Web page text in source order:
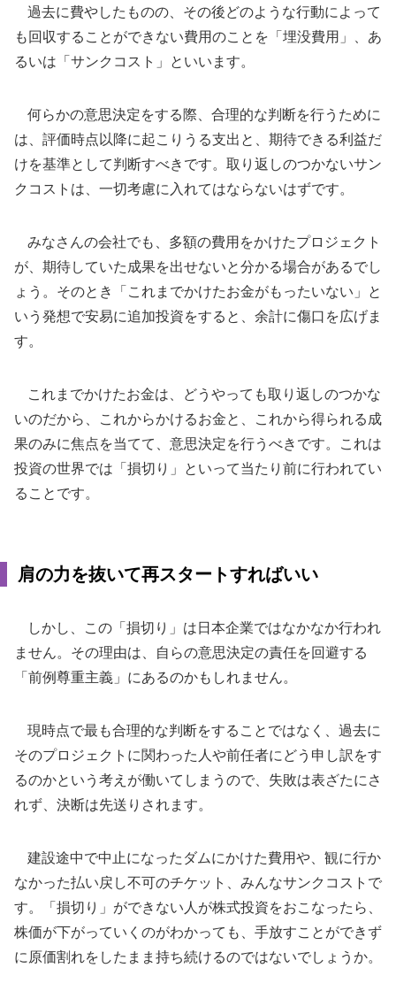
過去に費やしたものの、その後どのような行動によって
も回収することができない費用のことを「埋没費用」、あ
るいは「サンクコスト」といいます。
何らかの意思決定をする際、合理的な判断を行うために
は、評価時点以降に起こりうる支出と、期待できる利益だ
けを基準として判断すべきです。取り返しのつかないサン
クコストは、一切考慮に入れてはならないはずです。
みなさんの会社でも、多額の費用をかけたプロジェクト
が、期待していた成果を出せないと分かる場合があるでし
ょう。そのとき「これまでかけたお金がもったいない」と
いう発想で安易に追加投資をすると、余計に傷口を広げま
す。
これまでかけたお金は、どうやっても取り返しのつかな
いのだから、これからかけるお金と、これから得られる成
果のみに焦点を当てて、意思決定を行うべきです。これは
投資の世界では「損切り」といって当たり前に行われてい
ることです。
肩の力を抜いて再スタートすればいい
しかし、この「損切り」は日本企業ではなかなか行われ
ません。その理由は、自らの意思決定の責任を回避する
「前例尊重主義」にあるのかもしれません。
現時点で最も合理的な判断をすることではなく、過去に
そのプロジェクトに関わった人や前任者にどう申し訳をす
るのかという考えが働いてしまうので、失敗は表ざたにさ
れず、決断は先送りされます。
建設途中で中止になったダムにかけた費用や、観に行か
なかった払い戻し不可のチケット、みんなサンクコストで
す。「損切り」ができない人が株式投資をおこなったら、
株価が下がっていくのがわかっても、手放すことができず
に原価割れをしたまま持ち続けるのではないでしょうか。